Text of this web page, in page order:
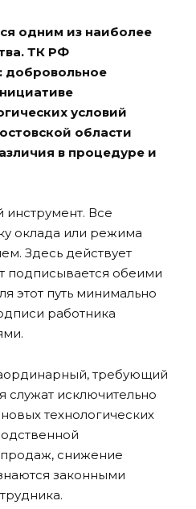
одним из наиболее
ТК РФ
добровольное
условий
области
в процедуре и
Все
оклада или режима
Здесь действует
подписывается обеими
этот путь минимально
работника
требующий
исключительно
технологических
снижение
законными